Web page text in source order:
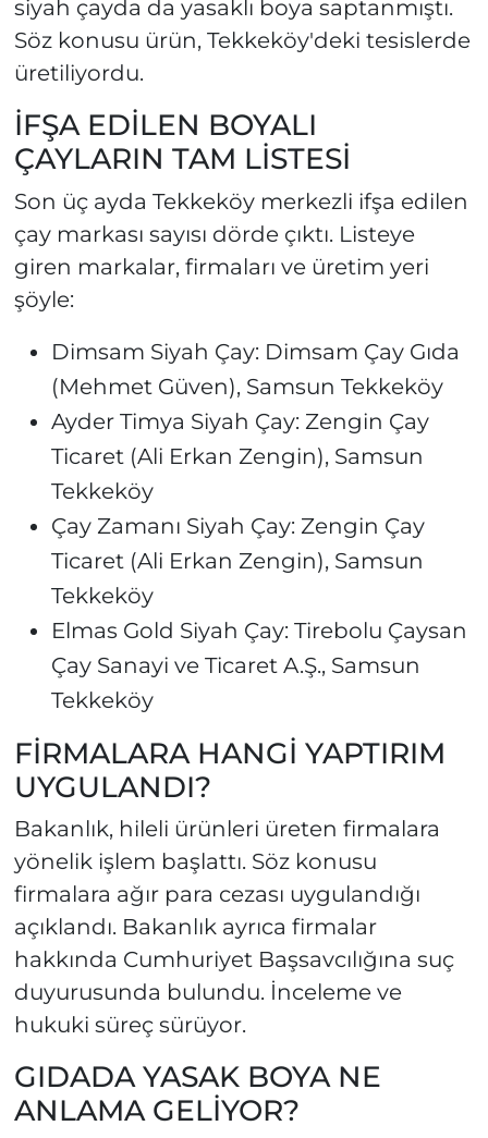
siyah çayda da yasaklı boya saptanmıştı.
Söz konusu ürün, Tekkeköy'deki tesislerde
üretiliyordu.
İFŞA EDİLEN BOYALI
ÇAYLARIN TAM LİSTESİ
Son üç ayda Tekkeköy merkezli ifşa edilen
çay markası sayısı dörde çıktı. Listeye
giren markalar, firmaları ve üretim yeri
şöyle:
Dimsam Siyah Çay: Dimsam Çay Gıda
(Mehmet Güven), Samsun Tekkeköy
Ayder Timya Siyah Çay: Zengin Çay
Ticaret (Ali Erkan Zengin), Samsun
Tekkeköy
Çay Zamanı Siyah Çay: Zengin Çay
Ticaret (Ali Erkan Zengin), Samsun
Tekkeköy
Elmas Gold Siyah Çay: Tirebolu Çaysan
Çay Sanayi ve Ticaret A.Ş., Samsun
Tekkeköy
FİRMALARA HANGİ YAPTIRIM
UYGULANDI?
Bakanlık, hileli ürünleri üreten firmalara
yönelik işlem başlattı. Söz konusu
firmalara ağır para cezası uygulandığı
açıklandı. Bakanlık ayrıca firmalar
hakkında Cumhuriyet Başsavcılığına suç
duyurusunda bulundu. İnceleme ve
hukuki süreç sürüyor.
GIDADA YASAK BOYA NE
ANLAMA GELİYOR?